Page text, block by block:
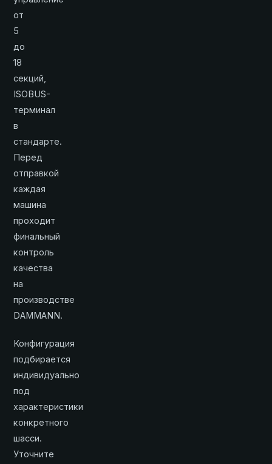
от
5
до
18
секций,
ISOBUS-
терминал
в
стандарте.
Перед
отправкой
каждая
машина
проходит
финальный
контроль
качества
на
производстве
DAMMANN.
Конфигурация
подбирается
индивидуально
под
характеристики
конкретного
шасси.
Уточните